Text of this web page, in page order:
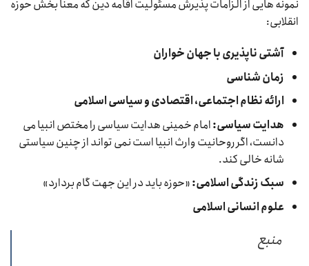
نمونه هایی از الزامات پذیرش مسئولیت اقامه دین که معنا بخش حوزه
انقلابی:
آشتی ناپذیری با جهان خواران
زمان شناسی
ارائه نظام اجتماعی، اقتصادی و سیاسی اسلامی
هدایت سیاسی:امام خمینی هدایت سیاسی را مختص انبیا می
دانست، اگر روحانیت وارث انبیا است نمی تواند از چنین سیاستی
شانه خالی کند.
سبک زندگی اسلامی:«حوزه باید در این جهت گام بردارد»
علوم انسانی اسلامی
منبع